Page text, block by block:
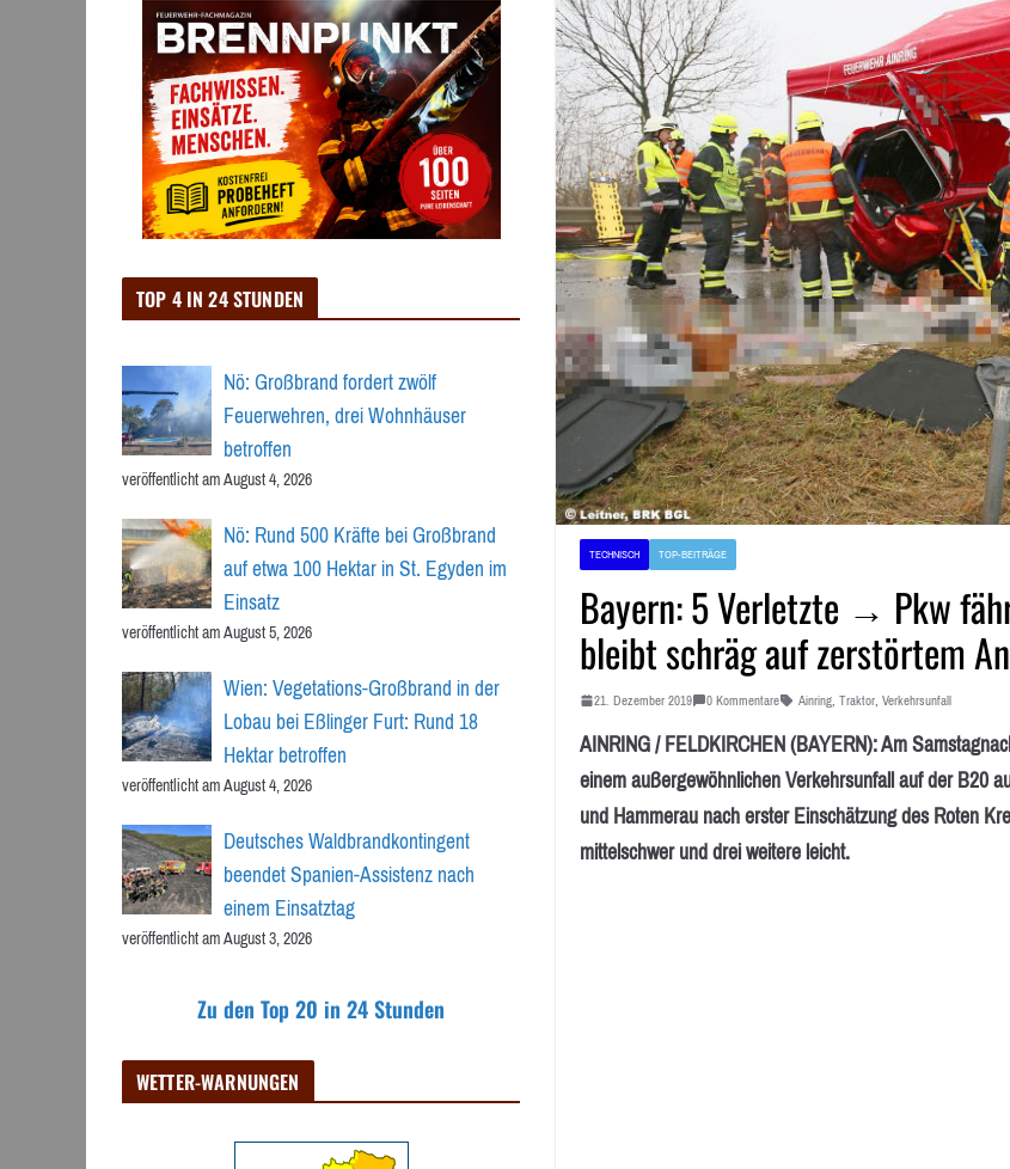
TECHNISCH TOP-BEITRÄGE
Bayern: 5 Verletzte → Pkw
bleibt schräg auf zerstörtem
21. Dezember 2019 0 Kommentare Ainring, Traktor, Verkehrsunfall
AINRING / FELDKIRCHEN (BAYERN): Am
einem außergewöhnlichen Verkehrsunfall auf der B20
und Hammerau nach erster Einschätzung des Roten
mittelschwer und drei weitere leicht.
TOP 4 IN 24 STUNDEN
Nö: Großbrand fordert zwölf
Feuerwehren, drei Wohnhäuser
betroffen
veröffentlicht am August 4, 2026
Nö: Rund 500 Kräfte bei Großbrand
auf etwa 100 Hektar in St. Egyden im
Einsatz
veröffentlicht am August 5, 2026
Wien: Vegetations-Großbrand in der
Lobau bei Eßlinger Furt: Rund 18
Hektar betroffen
veröffentlicht am August 4, 2026
Deutsches Waldbrandkontingent
beendet Spanien-Assistenz nach
einem Einsatztag
veröffentlicht am August 3, 2026
Zu den Top 20 in 24 Stunden
WETTER-WARNUNGEN